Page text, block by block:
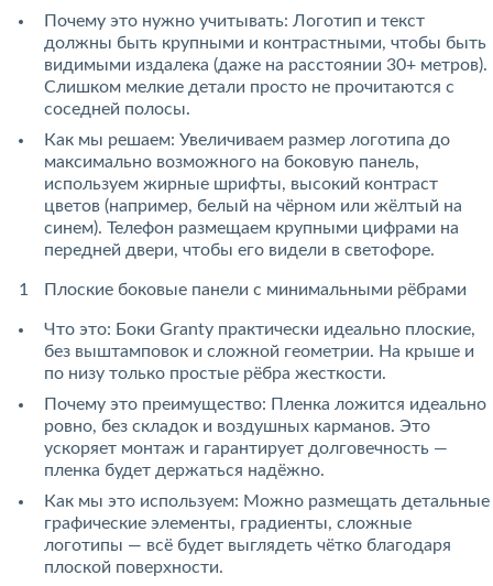
Почему это нужно учитывать: Логотип и текст
должны быть крупными и контрастными, чтобы быть
видимыми издалека (даже на расстоянии 30+ метров).
Слишком мелкие детали просто не прочитаются с
соседней полосы.
Как мы решаем: Увеличиваем размер логотипа до
максимально возможного на боковую панель,
используем жирные шрифты, высокий контраст
цветов (например, белый на чёрном или жёлтый на
синем). Телефон размещаем крупными цифрами на
передней двери, чтобы его видели в светофоре.
Плоские боковые панели с минимальными рёбрами
Что это: Боки Granty практически идеально плоские,
без выштамповок и сложной геометрии. На крыше и
по низу только простые рёбра жесткости.
Почему это преимущество: Пленка ложится идеально
ровно, без складок и воздушных карманов. Это
ускоряет монтаж и гарантирует долговечность —
пленка будет держаться надёжно.
Как мы это используем: Можно размещать детальные
графические элементы, градиенты, сложные
логотипы — всё будет выглядеть чётко благодаря
плоской поверхности.